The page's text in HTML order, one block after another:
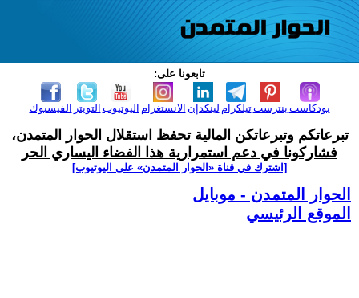
تابعونا على:
الفيسبوك التويتر اليوتيوب الانستغرام لينكدإن تيلكرامبنترست بودكاست
تبرعاتكم وتبرعاتكن المالية تحفظ استقلال الحوار المتمدن،
فشاركونا في دعم استمرارية هذا الفضاء اليساري الحر
[اشترك في قناة ‫«الحوار المتمدن» على اليوتيوب]
الحوار المتمدن - موبايل
الموقع الرئيسي